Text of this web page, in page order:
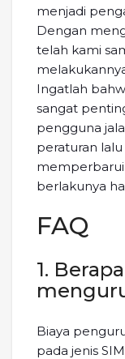
menjadi
Dengan
telah kami
Ingatlah
sangat
pengguna
peraturan
memperbarui
berlakunya
FAQ
1.
Biaya
pada jenis